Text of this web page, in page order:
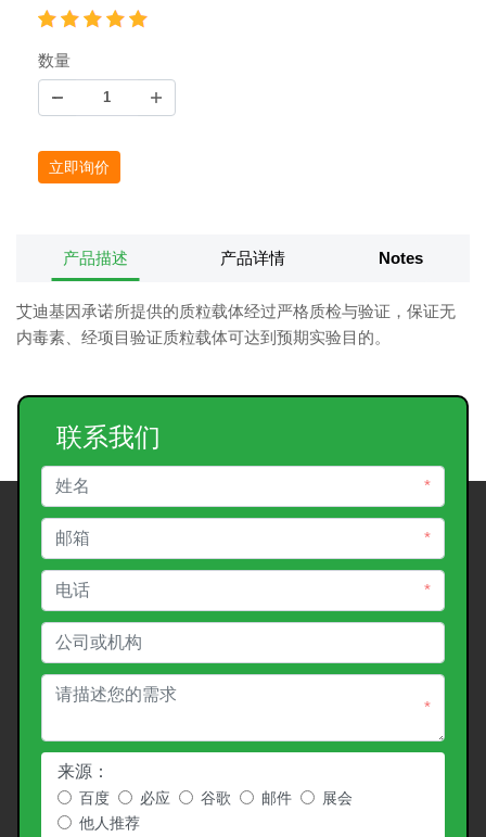
数量
立即询价
产品描述 产品详情 Notes
艾迪基因承诺所提供的质粒载体经过严格质检与验证，保证无
内毒素、经项目验证质粒载体可达到预期实验目的。
联系我们
*
*
*
*
来源：
百度 必应 谷歌 邮件
展会
他人推荐